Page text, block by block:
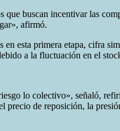
buscan incentivar las
afirmó.
esta primera etapa, cifra
a la fluctuación en el
lo colectivo», señaló,
precio de reposición, la